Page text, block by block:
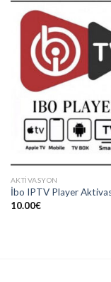
AKTIVASYON
İbo IPTV Player
10.00€